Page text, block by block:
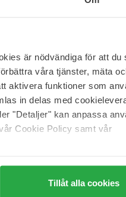
är nödvändiga för att du
våra tjänster, mäta
aktivera funktioner som
in delas med
"Detaljer" kan anpassa
Cookie Policy samt vår
Tillåt alla cookies
hart, de creativiteit en
heeft gemaakt. Het merk
Over ons